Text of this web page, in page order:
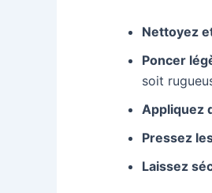
Nettoyez
Poncer
soit
Appliquez
Pressez
Laissez